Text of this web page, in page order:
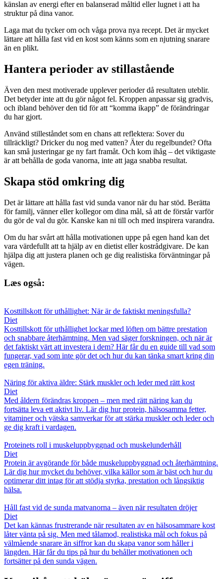
känslan av energi efter en balanserad måltid eller lugnet i att ha
struktur på dina vanor.
Laga mat du tycker om och våga prova nya recept. Det är mycket
lättare att hålla fast vid en kost som känns som en njutning snarare
än en plikt.
Hantera perioder av stillastående
Även den mest motiverade upplever perioder då resultaten uteblir.
Det betyder inte att du gör något fel. Kroppen anpassar sig gradvis,
och ibland behöver den tid för att “komma ikapp” de förändringar
du har gjort.
Använd stilleståndet som en chans att reflektera: Sover du
tillräckligt? Dricker du nog med vatten? Äter du regelbundet? Ofta
kan små justeringar ge ny fart framåt. Och kom ihåg – det viktigaste
är att behålla de goda vanorna, inte att jaga snabba resultat.
Skapa stöd omkring dig
Det är lättare att hålla fast vid sunda vanor när du har stöd. Berätta
för familj, vänner eller kollegor om dina mål, så att de förstår varför
du gör de val du gör. Kanske kan ni till och med inspirera varandra.
Om du har svårt att hålla motivationen uppe på egen hand kan det
vara värdefullt att ta hjälp av en dietist eller kostrådgivare. De kan
hjälpa dig att justera planen och ge dig realistiska förväntningar på
vägen.
Læs også:
Kosttillskott för uthållighet: När är de faktiskt meningsfulla?
Diet
Kosttillskott för uthållighet lockar med löften om bättre prestation
och snabbare återhämtning. Men vad säger forskningen, och när är
det faktiskt värt att investera i dem? Här får du en guide till vad som
fungerar, vad som inte gör det och hur du kan tänka smart kring din
egen träning.
Näring för aktiva äldre: Stärk muskler och leder med rätt kost
Diet
Med åldern förändras kroppen – men med rätt näring kan du
fortsätta leva ett aktivt liv. Lär dig hur protein, hälsosamma fetter,
vitaminer och vätska samverkar för att stärka muskler och leder och
ge dig kraft i vardagen.
Proteinets roll i muskeluppbyggnad och muskelunderhåll
Diet
Protein är avgörande för både muskeluppbyggnad och återhämtning.
Lär dig hur mycket du behöver, vilka källor som är bäst och hur du
optimerar ditt intag för att stödja styrka, prestation och långsiktig
hälsa.
Håll fast vid de sunda matvanorna – även när resultaten dröjer
Diet
Det kan kännas frustrerande när resultaten av en hälsosammare kost
låter vänta på sig. Men med tålamod, realistiska mål och fokus på
välmående snarare än siffror kan du skapa vanor som håller i
längden. Här får du tips på hur du behåller motivationen och
fortsätter på den sunda vägen.